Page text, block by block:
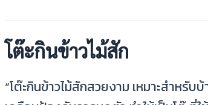
โต๊ะกินข้าวไม้สัก
“โต๊ะกินข้าวไม้สักสวยงาม เหมาะสำห